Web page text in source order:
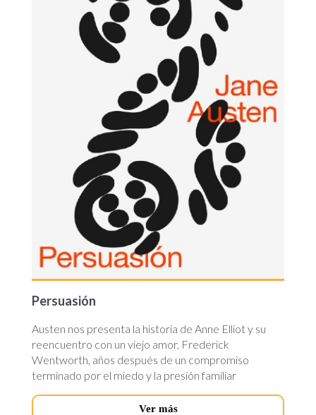
Persuasión
Austen nos presenta la historia de Anne Elliot y su
reencuentro con un viejo amor, Frederick
Wentworth, años después de un compromiso
terminado por el miedo y la presión familiar
Ver más